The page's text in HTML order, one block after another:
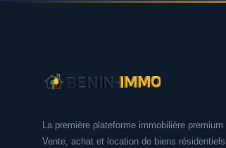
La première plateforme immobilière premium
Vente, achat et location de biens